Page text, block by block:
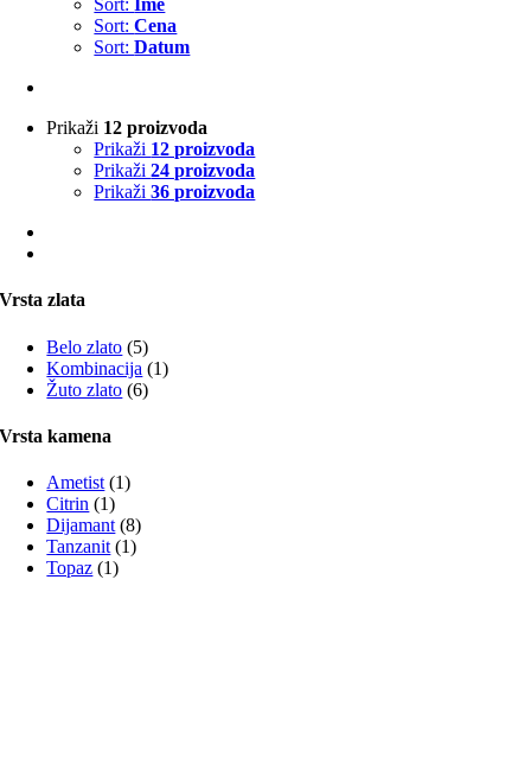
Sort:Ime
Sort:Cena
Sort:Datum
Prikaži 12 proizvoda
Prikaži 12 proizvoda
Prikaži24 proizvoda
Prikaži36 proizvoda
Vrsta zlata
Belo zlato (5)
Kombinacija (1)
Žuto zlato (6)
Vrsta kamena
Ametist (1)
Citrin (1)
Dijamant (8)
Tanzanit (1)
Topaz (1)